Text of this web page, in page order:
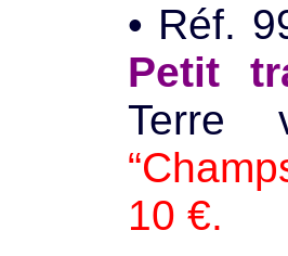
• Réf.
Petit
Terre
10 €.